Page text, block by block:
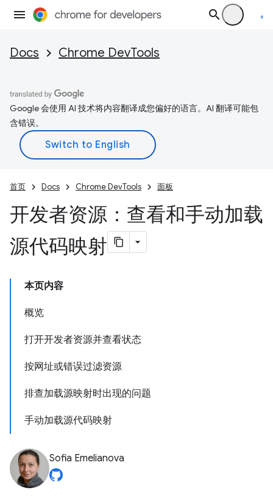
Docs Chrome DevTools
Google 会使用 AI 技术将内容翻译成您偏好的语言。AI 翻译可能包
含错误。
首页 Docs Chrome DevTools 面板
开发者资源：查看和手动加载
源代码映射
本页内容
概览
打开开发者资源并查看状态
按网址或错误过滤资源
排查加载源映射时出现的问题
手动加载源代码映射
Sofia Emelianova